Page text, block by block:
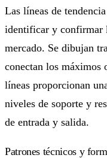
Las líneas de
identificar y confirmar
mercado. Se dibujan
conectan los máximos
líneas proporcionan
niveles de soporte y
de entrada y salida.
Patrones técnicos y